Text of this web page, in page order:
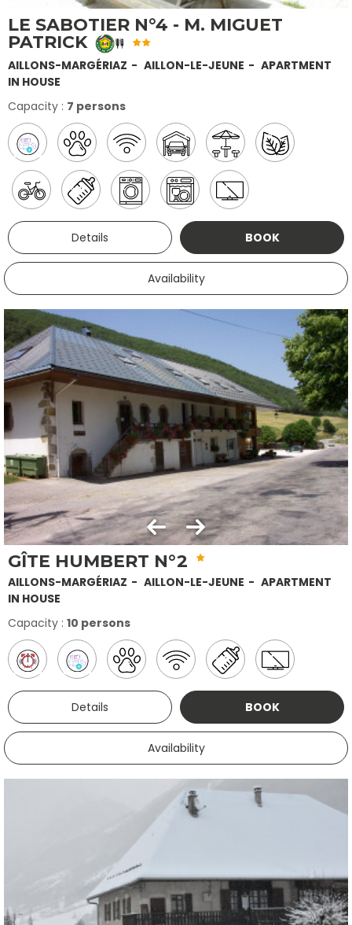
LE SABOTIER N°4 - M. MIGUET
PATRICK
AILLONS-MARGÉRIAZ AILLON-LE-JEUNE
APARTMENT
IN HOUSE
Capacity : 7 persons
Details BOOK
Availability
GÎTE HUMBERT N°2
AILLONS-MARGÉRIAZ AILLON-LE-JEUNE
APARTMENT
IN HOUSE
Capacity : 10 persons
Details BOOK
Availability